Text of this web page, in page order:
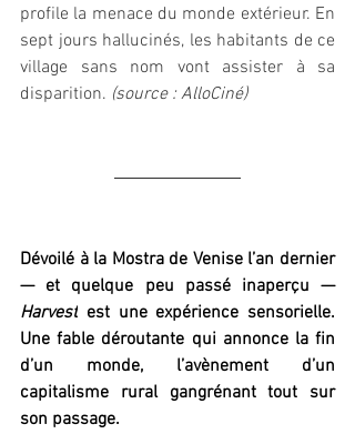
profile la menace du monde extérieur. En
sept jours hallucinés, les habitants de ce
village sans nom vont assister à sa
disparition. (source : AlloCiné)
Dévoilé à la Mostra de Venise l’an dernier
— et quelque peu passé inaperçu —
Harvest est une expérience sensorielle.
Une fable déroutante qui annonce la fin
d’un monde, l’avènement d’un
capitalisme rural gangrénant tout sur
son passage.